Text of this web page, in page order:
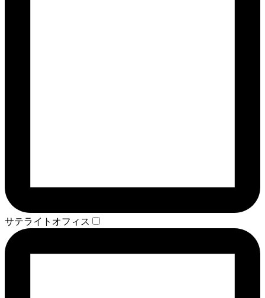
サテライトオフィス